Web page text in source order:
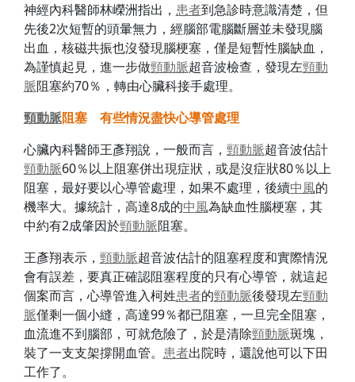
神經內科醫師林嶸洲指出， 患者到急診時意識清楚，但
先後2次短暫的頭暈無力，經腦部電腦斷層並未發現腦
出血，核磁共振也沒發現腦梗塞，僅是短暫性腦缺血，
為謹慎起見，進一步做頸動脈超音波檢查，發現左頸動
脈阻塞約70％，轉由心臟科接手處理。
頸動脈阻塞 有些情況盡快心導管處理
心臟內科醫師王彥翔說，一般而言， 頸動脈超音波估計
頸動脈60％以上阻塞併出現症狀，或是沒症狀80％以上
阻塞，最好要以心導管處理，如果不處理，後續中風的
機率大。據統計，高達8成的中風為缺血性腦梗塞，其
中約有2成肇因於頸動脈阻塞。
王彥翔表示， 頸動脈超音波估計的阻塞程度和實際情況
會有誤差，要真正確認阻塞程度的只有心導管，就這起
個案而言，心導管進入柯姓患者的頸動脈後發現左頸動
脈僅剩一個小縫，高達99％都已阻塞，一旦完全阻塞，
血流進不到腦部，可就危險了，於是清除頸動脈斑塊，
裝了一支支架撐開血管。 患者出院時，還說他可以下田
工作了。